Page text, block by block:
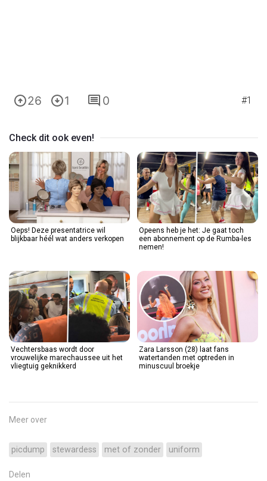
26 1 0 #1
Check dit ook even!
Oeps! Deze presentatrice wil
blijkbaar héél wat anders verkopen
Opeens heb je het: Je gaat toch
een abonnement op de Rumba-les
nemen!
Vechtersbaas wordt door
vrouwelijke marechaussee uit het
vliegtuig geknikkerd
Zara Larsson (28) laat fans
watertanden met optreden in
minuscuul broekje
Meer over
picdump stewardess met of zonder uniform
Delen